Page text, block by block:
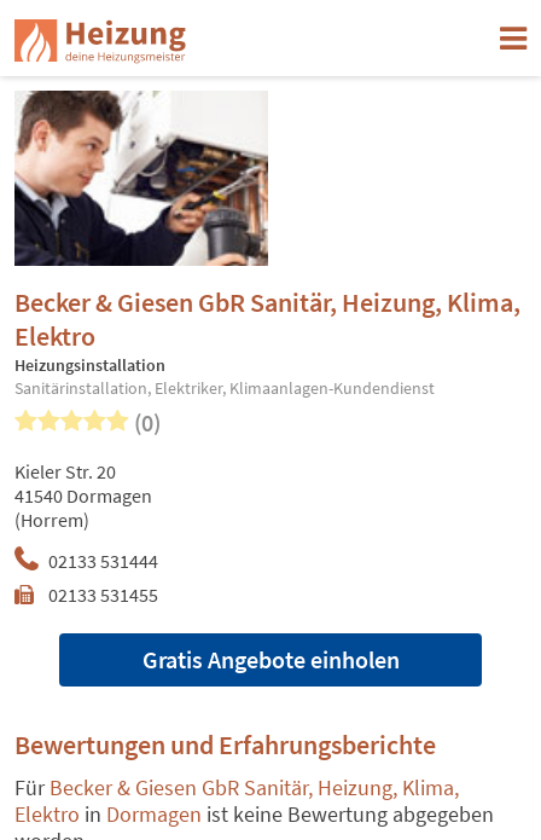
Becker & Giesen GbR Sanitär, Heizung, Klima,
Elektro
Heizungsinstallation
Sanitärinstallation, Elektriker, Klimaanlagen-Kundendienst
(0)
02133 531444
02133 531455
Kieler Str. 20
41540 Dormagen
(Horrem)
Gratis Angebote einholen
Bewertungen und Erfahrungsberichte
FürBecker & Giesen GbR Sanitär, Heizung, Klima,
Elektro in Dormagen ist keine Bewertung abgegeben